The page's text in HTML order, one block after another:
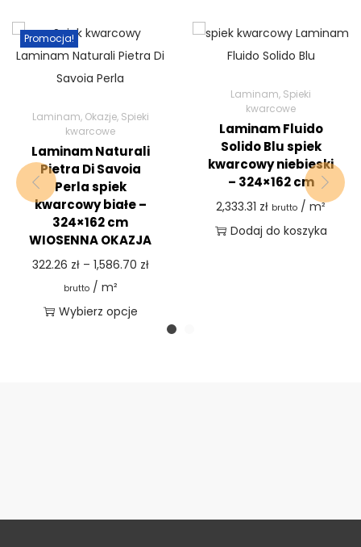
Promocja!
Laminam, Okazje, Spieki
kwarcowe
Laminam Naturali
Pietra Di Savoia
Perla spiek
kwarcowy białe –
324×162 cm
WIOSENNA OKAZJA
322.26 zł – 1,586.70 zł
brutto/ m²
Wybierz opcje
Laminam, Spieki
kwarcowe
Laminam Fluido
Solido Blu spiek
kwarcowy niebieski
– 324×162 cm
2,333.31 zł brutto / m²
Dodaj do koszyka